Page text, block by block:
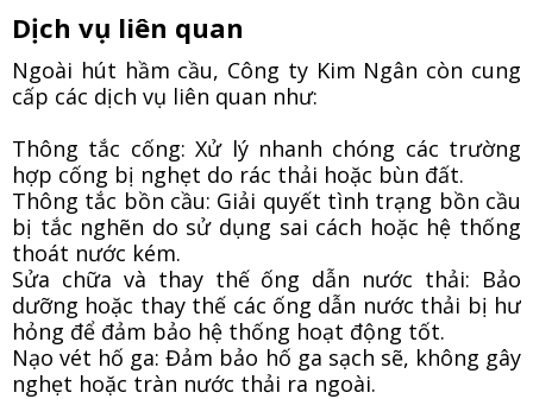
Dịch vụ liên quan
Ngoài hút hầm cầu, Công ty Kim Ngân còn cung
cấp các dịch vụ liên quan như:
Thông tắc cống: Xử lý nhanh chóng các trường
hợp cống bị nghẹt do rác thải hoặc bùn đất.
Thông tắc bồn cầu: Giải quyết tình trạng bồn cầu
bị tắc nghẽn do sử dụng sai cách hoặc hệ thống
thoát nước kém.
Sửa chữa và thay thế ống dẫn nước thải: Bảo
dưỡng hoặc thay thế các ống dẫn nước thải bị hư
hỏng để đảm bảo hệ thống hoạt động tốt.
Nạo vét hố ga: Đảm bảo hố ga sạch sẽ, không gây
nghẹt hoặc tràn nước thải ra ngoài.